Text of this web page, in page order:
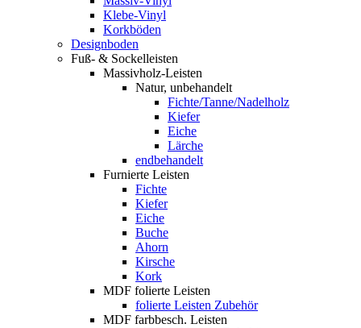
Klebe-Vinyl
Korkböden
Designboden
Fuß- & Sockelleisten
Massivholz-Leisten
Natur, unbehandelt
Fichte/Tanne/Nadelholz
Kiefer
Eiche
Lärche
endbehandelt
Furnierte Leisten
Fichte
Kiefer
Eiche
Buche
Ahorn
Kirsche
Kork
MDF folierte Leisten
folierte Leisten Zubehör
MDF farbbesch. Leisten